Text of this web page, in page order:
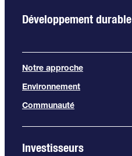
Développement durable
Notre approche
Environnement
Communauté
Investisseurs